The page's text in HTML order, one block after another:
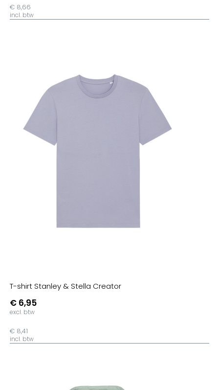
€ 8,66
incl. btw
T-shirt Stanley & Stella Creator
€ 6,95
excl. btw
€ 8,41
incl. btw